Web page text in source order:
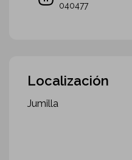
040477
Localización
Jumilla